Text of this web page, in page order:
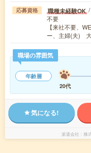
応募資格 職種未経験OK
不要
【来社不要、
ー、主婦(夫)
職場の雰囲気
年齢層
20代
気になる!
派遣会社 株